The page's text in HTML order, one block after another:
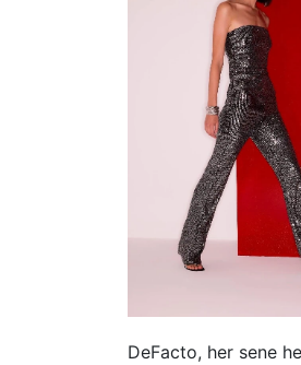
DeFacto, her sene